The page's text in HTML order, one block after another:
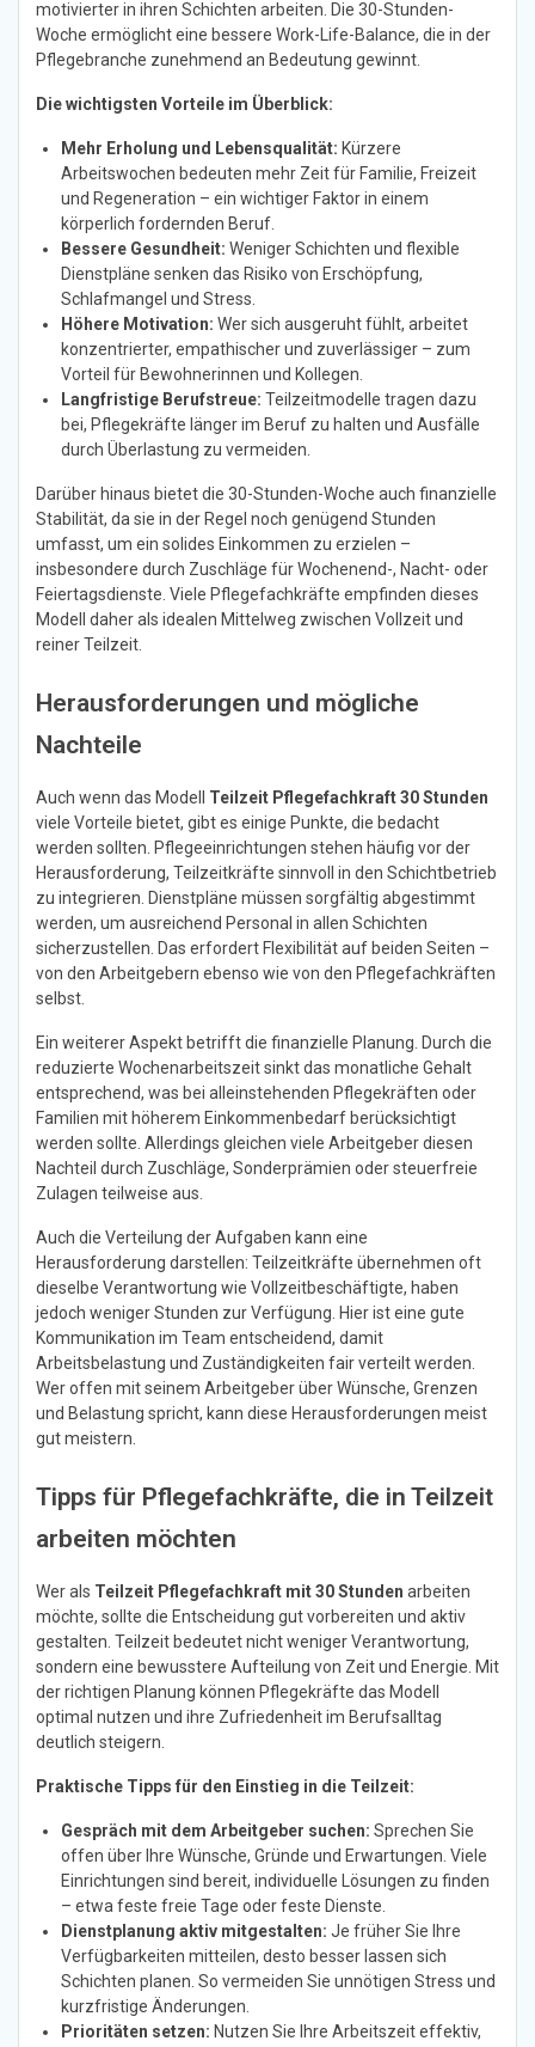
motivierter in ihren Schichten arbeiten. Die 30-Stunden-
Woche ermöglicht eine bessere Work-Life-Balance, die in der
Pflegebranche zunehmend an Bedeutung gewinnt.
Die wichtigsten Vorteile im Überblick:
Mehr Erholung und Lebensqualität: Kürzere
Arbeitswochen bedeuten mehr Zeit für Familie, Freizeit
und Regeneration – ein wichtiger Faktor in einem
körperlich fordernden Beruf.
Bessere Gesundheit: Weniger Schichten und flexible
Dienstpläne senken das Risiko von Erschöpfung,
Schlafmangel und Stress.
Höhere Motivation: Wer sich ausgeruht fühlt, arbeitet
konzentrierter, empathischer und zuverlässiger – zum
Vorteil für Bewohnerinnen und Kollegen.
Langfristige Berufstreue: Teilzeitmodelle tragen dazu
bei, Pflegekräfte länger im Beruf zu halten und Ausfälle
durch Überlastung zu vermeiden.
Darüber hinaus bietet die 30-Stunden-Woche auch finanzielle
Stabilität, da sie in der Regel noch genügend Stunden
umfasst, um ein solides Einkommen zu erzielen –
insbesondere durch Zuschläge für Wochenend-, Nacht- oder
Feiertagsdienste. Viele Pflegefachkräfte empfinden dieses
Modell daher als idealen Mittelweg zwischen Vollzeit und
reiner Teilzeit.
Herausforderungen und mögliche
Nachteile
Auch wenn das Modell Teilzeit Pflegefachkraft 30 Stunden
viele Vorteile bietet, gibt es einige Punkte, die bedacht
werden sollten. Pflegeeinrichtungen stehen häufig vor der
Herausforderung, Teilzeitkräfte sinnvoll in den Schichtbetrieb
zu integrieren. Dienstpläne müssen sorgfältig abgestimmt
werden, um ausreichend Personal in allen Schichten
sicherzustellen. Das erfordert Flexibilität auf beiden Seiten –
von den Arbeitgebern ebenso wie von den Pflegefachkräften
selbst.
Ein weiterer Aspekt betrifft die finanzielle Planung. Durch die
reduzierte Wochenarbeitszeit sinkt das monatliche Gehalt
entsprechend, was bei alleinstehenden Pflegekräften oder
Familien mit höherem Einkommenbedarf berücksichtigt
werden sollte. Allerdings gleichen viele Arbeitgeber diesen
Nachteil durch Zuschläge, Sonderprämien oder steuerfreie
Zulagen teilweise aus.
Auch die Verteilung der Aufgaben kann eine
Herausforderung darstellen: Teilzeitkräfte übernehmen oft
dieselbe Verantwortung wie Vollzeitbeschäftigte, haben
jedoch weniger Stunden zur Verfügung. Hier ist eine gute
Kommunikation im Team entscheidend, damit
Arbeitsbelastung und Zuständigkeiten fair verteilt werden.
Wer offen mit seinem Arbeitgeber über Wünsche, Grenzen
und Belastung spricht, kann diese Herausforderungen meist
gut meistern.
Tipps für Pflegefachkräfte, die in Teilzeit
arbeiten möchten
Wer als Teilzeit Pflegefachkraft mit 30 Stunden arbeiten
möchte, sollte die Entscheidung gut vorbereiten und aktiv
gestalten. Teilzeit bedeutet nicht weniger Verantwortung,
sondern eine bewusstere Aufteilung von Zeit und Energie. Mit
der richtigen Planung können Pflegekräfte das Modell
optimal nutzen und ihre Zufriedenheit im Berufsalltag
deutlich steigern.
Praktische Tipps für den Einstieg in die Teilzeit:
Gespräch mit dem Arbeitgeber suchen: Sprechen Sie
offen über Ihre Wünsche, Gründe und Erwartungen. Viele
Einrichtungen sind bereit, individuelle Lösungen zu finden
– etwa feste freie Tage oder feste Dienste.
Dienstplanung aktiv mitgestalten: Je früher Sie Ihre
Verfügbarkeiten mitteilen, desto besser lassen sich
Schichten planen. So vermeiden Sie unnötigen Stress und
kurzfristige Änderungen.
Prioritäten setzen: Nutzen Sie Ihre Arbeitszeit effektiv,